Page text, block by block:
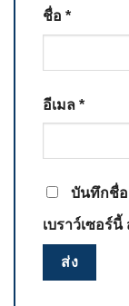
ชื่อ *
อีเมล *
บันทึกชื่อ
เบราว์เซอร์